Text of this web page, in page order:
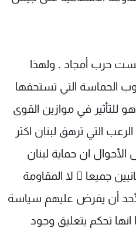
حرب أمجاد . ولهذا
الحماسة التي تستحقها
في موازين القوى
التي ترهق لبنان اكثر
ان حماية لبنان
جميعا ً لا المقاومة
أن يفرض عليهم سياسة
تحكم يتعليق وجود